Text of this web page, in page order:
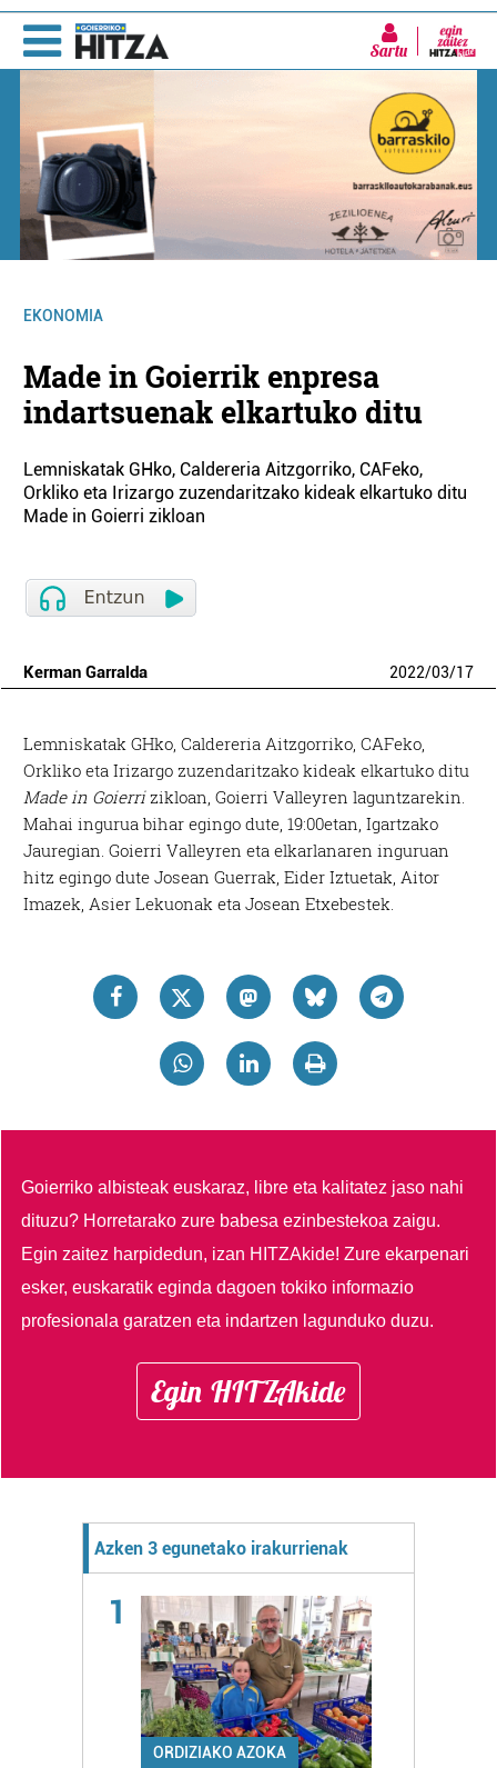
Sartu
EKONOMIA
Made in Goierrik enpresa
indartsuenak elkartuko ditu
Lemniskatak GHko, Caldereria Aitzgorriko, CAFeko,
Orkliko eta Irizargo zuzendaritzako kideak elkartuko ditu
Made in Goierri zikloan
Kerman Garralda 2022/03/17
Lemniskatak GHko, Caldereria Aitzgorriko, CAFeko,
Orkliko eta Irizargo zuzendaritzako kideak elkartuko ditu
Made in Goierrizikloan, Goierri Valleyren laguntzarekin.
Mahai ingurua bihar egingo dute, 19:00etan, Igartzako
Jauregian. Goierri Valleyren eta elkarlanaren inguruan
hitz egingo dute Josean Guerrak, Eider Iztuetak, Aitor
Imazek, Asier Lekuonak eta Josean Etxebestek.
Goierriko albisteak euskaraz, libre eta kalitatez jaso nahi
dituzu? Horretarako zure babesa ezinbestekoa zaigu.
Egin zaitez harpidedun, izan HITZAkide!Zure ekarpenari
esker, euskaratik eginda dagoen tokiko informazio
profesionala garatzen eta indartzen lagunduko duzu.
Egin HITZAkide
Azken 3 egunetako irakurrienak
1
ORDIZIAKO AZOKA